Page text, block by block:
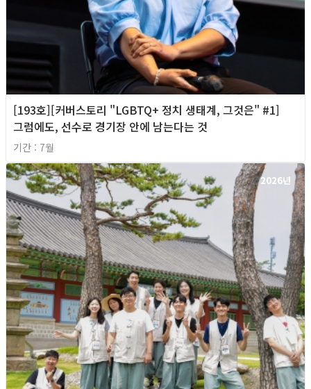
[193호][커버스토리 "LGBTQ+ 정치 생태계, 그것은" #1]
그럼에도, 선수로 경기장 안에 남는다는 것
기간 : 7월
2026년